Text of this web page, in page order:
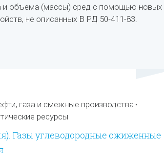
и объема (массы) сред с помощью новых
не описанных B РД 50-411-83.
газа и смежные производства
ресурсы
Газы углеводородные сжиженные